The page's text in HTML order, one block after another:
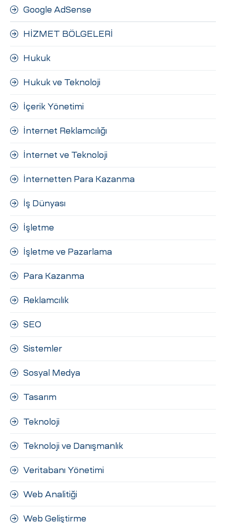
Google AdSense
HİZMET BÖLGELERİ
Hukuk
Hukuk ve Teknoloji
İçerik Yönetimi
İnternet Reklamcılığı
İnternet ve Teknoloji
İnternetten Para Kazanma
İş Dünyası
İşletme
İşletme ve Pazarlama
Para Kazanma
Reklamcılık
SEO
Sistemler
Sosyal Medya
Tasarım
Teknoloji
Teknoloji ve Danışmanlık
Veritabanı Yönetimi
Web Analitiği
Web Geliştirme